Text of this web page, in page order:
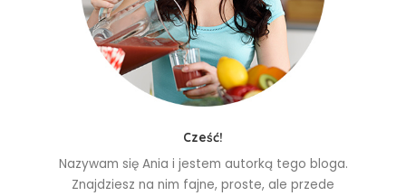
Cześć!
Nazywam się Ania i jestem autorką tego bloga.
Znajdziesz na nim fajne, proste, ale przede